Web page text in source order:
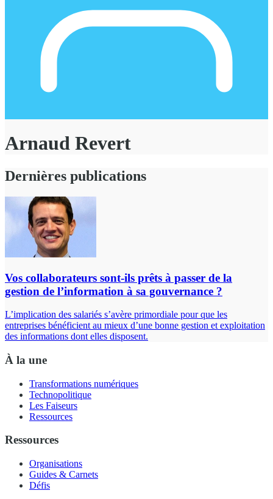
Arnaud Revert
Dernières publications
Vos collaborateurs sont-ils prêts à passer de la
gestion de l’information à sa gouvernance ?
L’implication des salariés s’avère primordiale pour que les
entreprises bénéficient au mieux d’une bonne gestion et exploitation
des informations dont elles disposent.
À la une
Transformations numériques
Technopolitique
Les Faiseurs
Ressources
Ressources
Organisations
Guides & Carnets
Défis